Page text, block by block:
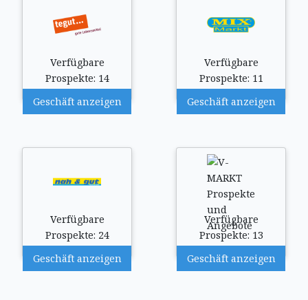
Verfügbare
Prospekte: 14
Geschäft anzeigen
Verfügbare
Prospekte: 11
Geschäft anzeigen
Verfügbare
Prospekte: 24
Geschäft anzeigen
Verfügbare
Prospekte: 13
Geschäft anzeigen